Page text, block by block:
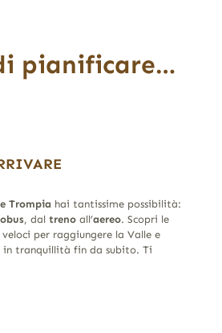
pianificare…
Trompia hai tantissime possibilità:
, dal trenoall’aereo. Scopri le
per raggiungere la Valle e
tranquillità fin da subito. Ti